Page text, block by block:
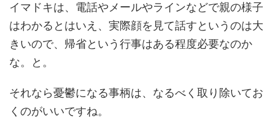
イマドキは、電話やメールやラインなどで親の様子
はわかるとはいえ、実際顔を見て話すというのは大
きいので、帰省という行事はある程度必要なのか
な。と。
それなら憂鬱になる事柄は、なるべく取り除いてお
くのがいいですね。